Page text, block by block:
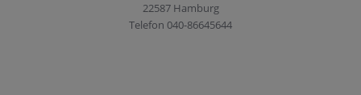
22587 Hamburg
Telefon 040-86645644